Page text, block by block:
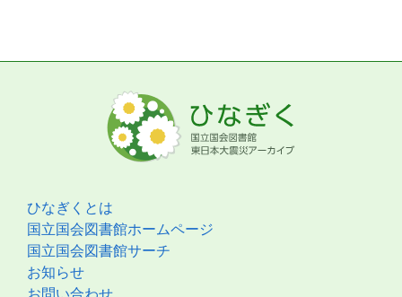
ひなぎくとは
国立国会図書館ホームページ
国立国会図書館サーチ
お知らせ